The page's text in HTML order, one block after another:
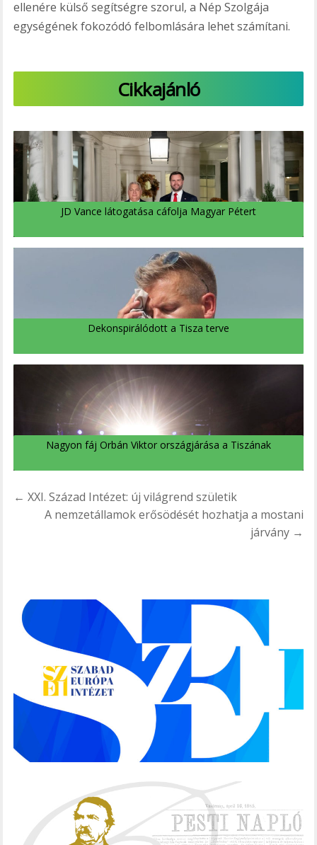
ellenére külső segítségre szorul, a Nép Szolgája
egységének fokozódó felbomlására lehet számítani.
Cikkajánló
JD Vance látogatása cáfolja Magyar Pétert
Dekonspirálódott a Tisza terve
Nagyon fáj Orbán Viktor országjárása a Tiszának
Bejegyzés
navigáció
← XXI. Század Intézet: új világrend születik
A nemzetállamok erősödését hozhatja a mostani
járvány →